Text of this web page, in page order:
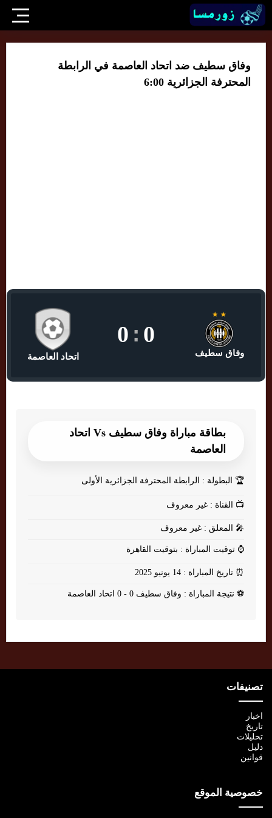
وفاق سطيف ضد اتحاد العاصمة في الرابطة
المحترفة الجزائرية 6:00
وفاق سطيف
0
:
0
اتحاد العاصمة
بطاقة مباراة وفاق سطيف Vs اتحاد
العاصمة
🏆 البطولة : الرابطة المحترفة الجزائرية الأولى
📺 القناة : غير معروف
🎤 المعلق : غير معروف
⌚ توقيت المباراة : بتوقيت القاهرة
⏰ تاريخ المباراة : 14 يونيو 2025
⚽ نتيجة المباراة : وفاق سطيف 0 - 0 اتحاد العاصمة
تصنيفات
اخبار
تاريخ
تحليلات
دليل
قوانين
خصوصية الموقع